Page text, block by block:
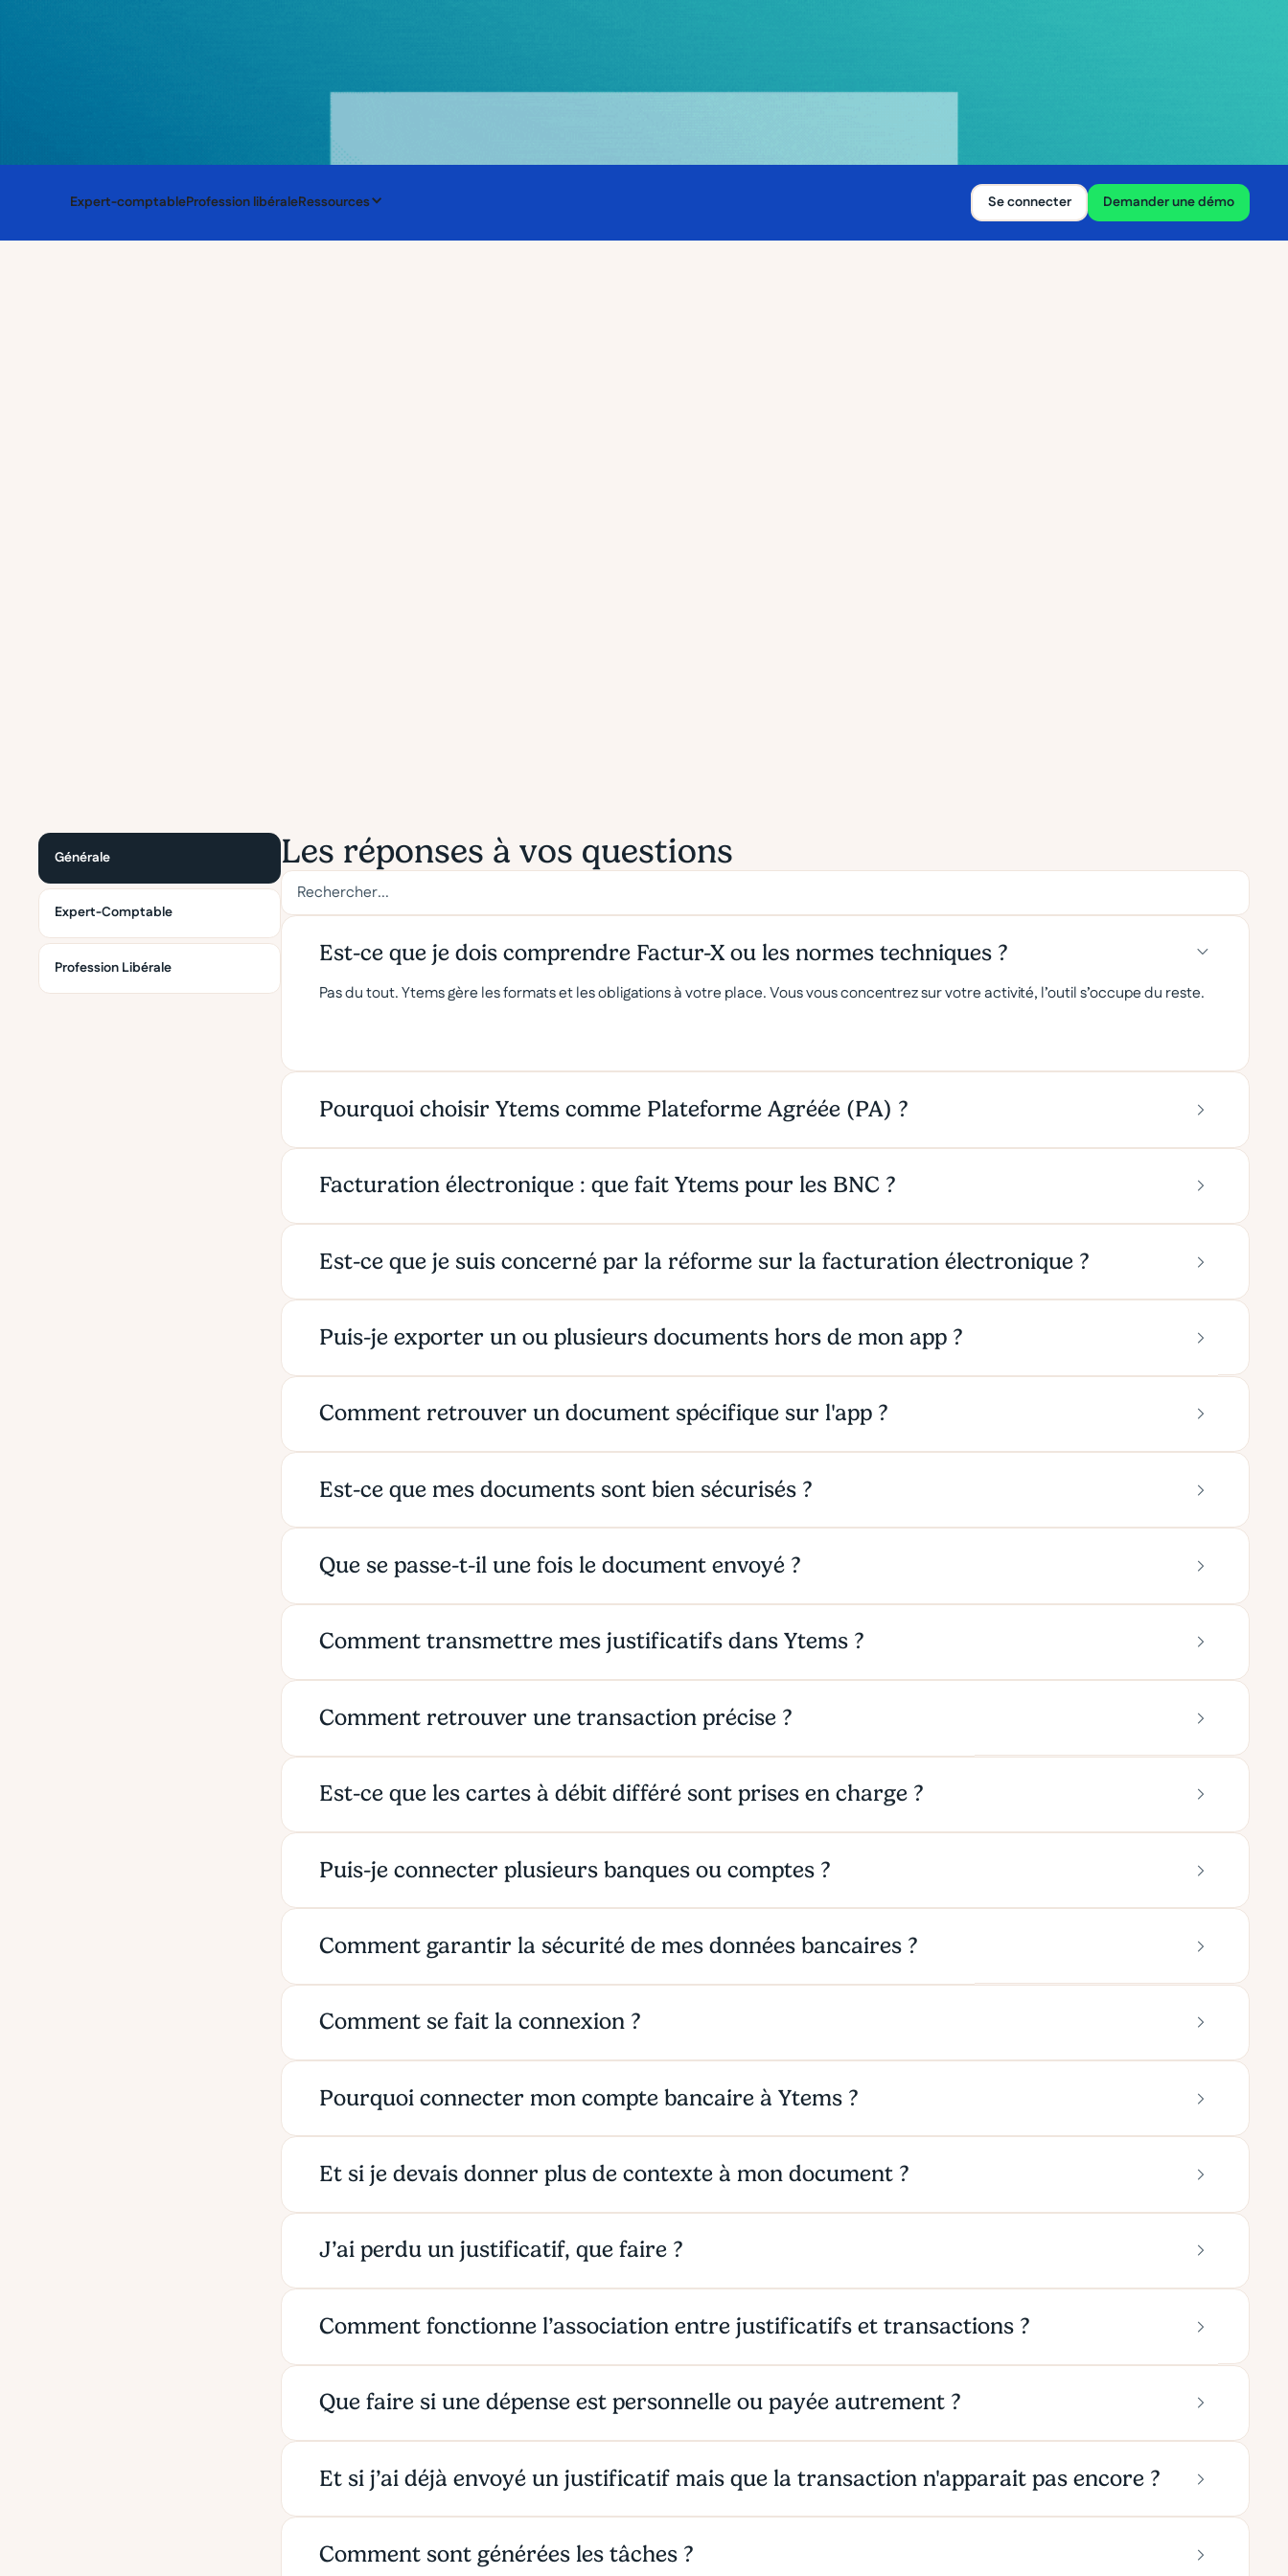
Expert-comptableProfession libéraleRessources Se connecter Demander une démo
Générale
Expert-Comptable
Profession Libérale
Les réponses à vos questions
Est-ce que je dois comprendre Factur-X ou les normes techniques ?
Pas du tout. Ytems gère les formats et les obligations à votre place. Vous vous concentrez sur votre activité, l’outil s’occupe du reste.
Pourquoi choisir Ytems comme Plateforme Agréée (PA) ?
Facturation électronique : que fait Ytems pour les BNC ?
Est-ce que je suis concerné par la réforme sur la facturation électronique ?
Puis-je exporter un ou plusieurs documents hors de mon app ?
Comment retrouver un document spécifique sur l'app ?
Est-ce que mes documents sont bien sécurisés ?
Que se passe-t-il une fois le document envoyé ?
Comment transmettre mes justificatifs dans Ytems ?
Comment retrouver une transaction précise ?
Est-ce que les cartes à débit différé sont prises en charge ?
Puis-je connecter plusieurs banques ou comptes ?
Comment garantir la sécurité de mes données bancaires ?
Comment se fait la connexion ?
Pourquoi connecter mon compte bancaire à Ytems ?
Et si je devais donner plus de contexte à mon document ?
J’ai perdu un justificatif, que faire ?
Comment fonctionne l’association entre justificatifs et transactions ?
Que faire si une dépense est personnelle ou payée autrement ?
Et si j’ai déjà envoyé un justificatif mais que la transaction n'apparait pas encore ?
Comment sont générées les tâches ?